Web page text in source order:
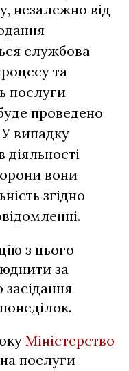
незалежно від
службова
та
послуги
проведено
випадку
вони
згідно
з цього
за
засідання
Міністерство
на послуги